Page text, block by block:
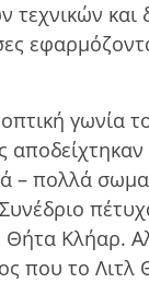
τεχνικών και
γωνία
– πολλά
Θήτα Κλήαρ.
που το Λιτλ